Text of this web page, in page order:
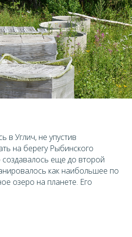
в Углич, не упустив
на берегу Рыбинского
еще до второй
как наибольшее по
озеро на планете. Его